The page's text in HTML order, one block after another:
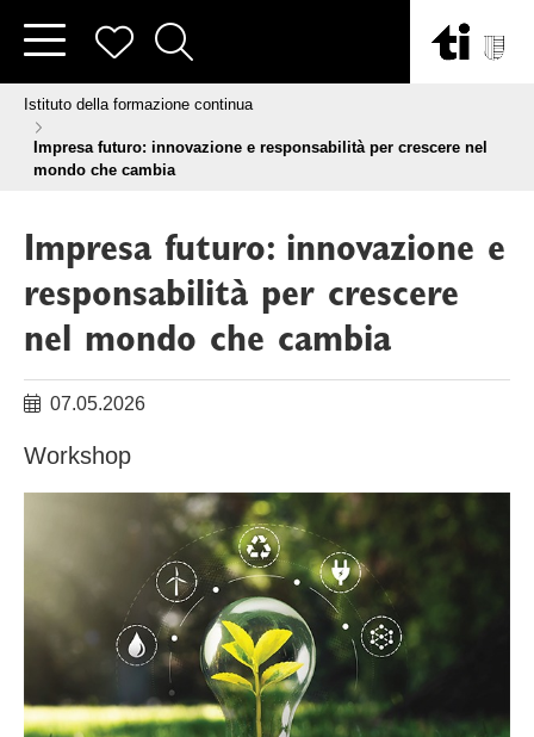
Tu sei qui:
Istituto della formazione continua
Impresa futuro: innovazione e responsabilità per crescere nel
mondo che cambia
Impresa futuro: innovazione e
responsabilità per crescere
nel mondo che cambia
07.05.2026
Workshop